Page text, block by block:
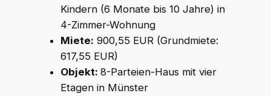
Kindern (6 Monate bis 10 Jahre) in
4-Zimmer-Wohnung
Miete: 900,55 EUR (Grundmiete:
617,55 EUR)
Objekt: 8-Parteien-Haus mit vier
Etagen in Münster